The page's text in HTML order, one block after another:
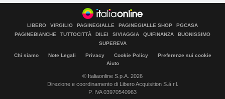
LIBERO VIRGILIO PAGINEGIALLE PAGINEGIALLE SHOP
PGCASA
PAGINEBIANCHE
TUTTOCITTÀ DILEI SIVIAGGIA QUIFINANZA
BUONISSIMO
SUPEREVA
Chi siamo Note Legali Privacy Cookie Policy
Preferenze sui cookie
Aiuto
© Italiaonline S.p.A. 2026
Direzione e coordinamento di Libero Acquisition S.á r.l.
P. IVA 03970540963